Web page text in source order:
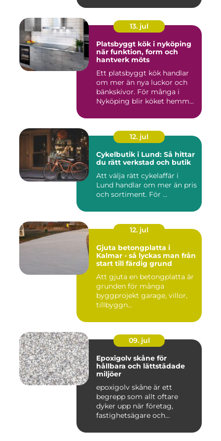
13. jul
Platsbyggt kök i nyköping
när funktion, form och
hantverk möts
Ett platsbyggt kök handlar
om mer än nya luckor och
bänkskivor. För många i
Nyköping blir köket hemm...
12. jul
Cykelbutik i Lund: Så hittar
du rätt verkstad och butik
Att välja rätt cykelaffär i
Lund handlar om mer än pris
och sortiment. För ...
12. jul
Gjuta betongplatta i
Kalmar - så lyckas man från
start till färdig grund
Att gjuta en betongplatta är
grunden för många
byggprojekt garage, villor,
tillbyggn...
09. jul
Epoxigolv skåne för
hållbara och lättstädade
miljöer
epoxigolv skåne är ett
begrepp som allt oftare
dyker upp när företag,
fastighetsägare och